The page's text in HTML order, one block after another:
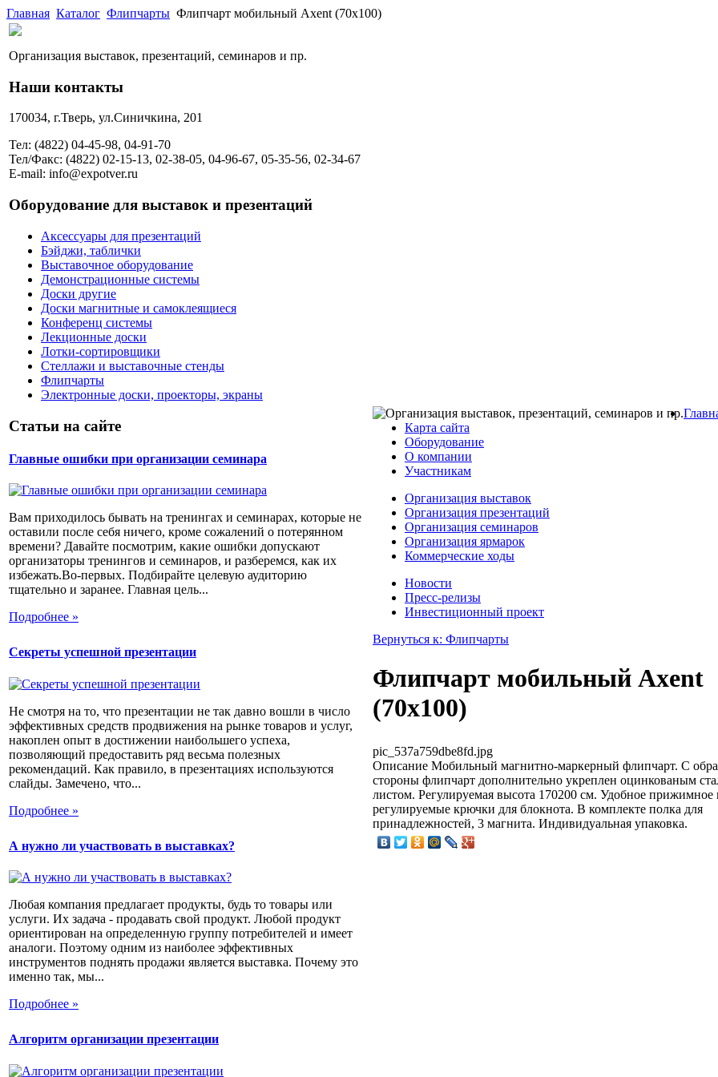
Главная Каталог Флипчарты Флипчарт мобильный Axent (70х100)
Организация выставок, презентаций, семинаров и пр.
Наши контакты
170034, г.Тверь, ул.Синичкина, 201
Тел: (4822) 04-45-98, 04-91-70
Тел/Факс: (4822) 02-15-13, 02-38-05, 04-96-67, 05-35-56, 02-34-67
E-mail: info@expotver.ru
Оборудование для выставок и презентаций
Аксессуары для презентаций
Бэйджи, таблички
Выставочное оборудование
Демонстрационные системы
Доски другие
Доски магнитные и самоклеящиеся
Конференц системы
Лекционные доски
Лотки-сортировщики
Стеллажи и выставочные стенды
Флипчарты
Электронные доски, проекторы, экраны
Статьи на сайте
Главные ошибки при организации семинара
Вам приходилось бывать на тренингах и семинарах, которые не
оставили после себя ничего, кроме сожалений о потерянном
времени? Давайте посмотрим, какие ошибки допускают
организаторы тренингов и семинаров, и разберемся, как их
избежать.Во-первых. Подбирайте целевую аудиторию
тщательно и заранее. Главная цель...
Подробнее »
Секреты успешной презентации
Не смотря на то, что презентации не так давно вошли в число
эффективных средств продвижения на рынке товаров и услуг,
накоплен опыт в достижении наибольшего успеха,
позволяющий предоставить ряд весьма полезных
рекомендаций. Как правило, в презентациях используются
слайды. Замечено, что...
Подробнее »
А нужно ли участвовать в выставках?
Любая компания предлагает продукты, будь то товары или
услуги. Их задача - продавать свой продукт. Любой продукт
ориентирован на определенную группу потребителей и имеет
аналоги. Поэтому одним из наиболее эффективных
инструментов поднять продажи является выставка. Почему это
именно так, мы...
Подробнее »
Алгоритм организации презентации
Карта сайта
Оборудование
О компании
Участникам
Организация выставок
Организация презентаций
Организация семинаров
Организация ярмарок
Коммерческие ходы
Новости
Пресс-релизы
Инвестиционный проект
Вернуться к: Флипчарты
Флипчарт мобильный Axent
(70х100)
pic_537a759dbe8fd.jpg
Описание Мобильный магнитно-маркерный флипчарт. С
стороны флипчарт дополнительно укреплен оцинкованым
листом. Регулируемая высота 170200 см. Удобное прижимное
регулируемые крючки для блокнота. В комплекте полка для
принадлежностей, 3 магнита. Индивидуальная упаковка.